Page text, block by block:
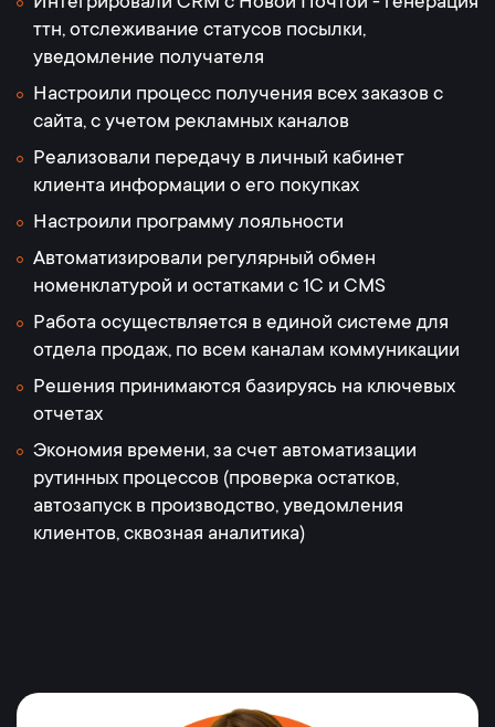
ттн, отслеживание статусов посылки,
уведомление получателя
Настроили процесс получения всех заказов с
сайта, с учетом рекламных каналов
Реализовали передачу в личный кабинет
клиента информации о его покупках
Настроили программу лояльности
Автоматизировали регулярный обмен
номенклатурой и остатками с 1С и CMS
Работа осуществляется в единой системе для
отдела продаж, по всем каналам коммуникации
Решения принимаются базируясь на ключевых
отчетах
Экономия времени, за счет автоматизации
рутинных процессов (проверка остатков,
автозапуск в производство, уведомления
клиентов, сквозная аналитика)